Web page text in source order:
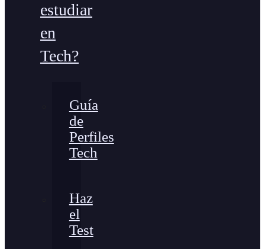
estudiar
en
Tech?
Guía
de
Perfiles
Tech
Haz
el
Test